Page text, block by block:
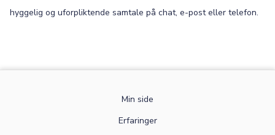
hyggelig og uforpliktende samtale på chat, e-post eller telefon.
Min side
Erfaringer